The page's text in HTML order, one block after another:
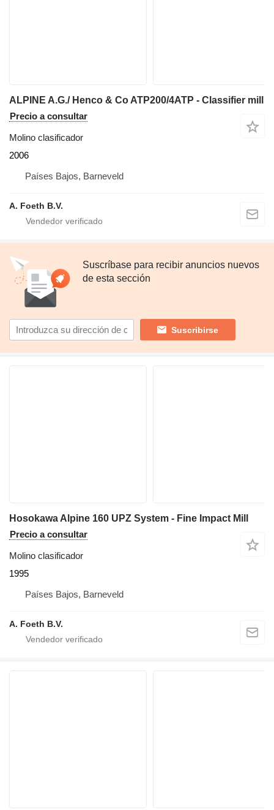
ALPINE A.G./ Henco & Co ATP200/4ATP - Classifier mill
Precio a consultar
Molino clasificador
2006
Países Bajos, Barneveld
A. Foeth B.V.
Suscríbase para recibir anuncios nuevos
de esta sección
Suscribirse
Hosokawa Alpine 160 UPZ System - Fine Impact Mill
Precio a consultar
Molino clasificador
1995
Países Bajos, Barneveld
A. Foeth B.V.